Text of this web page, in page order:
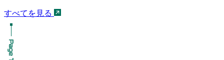
すべてを見る